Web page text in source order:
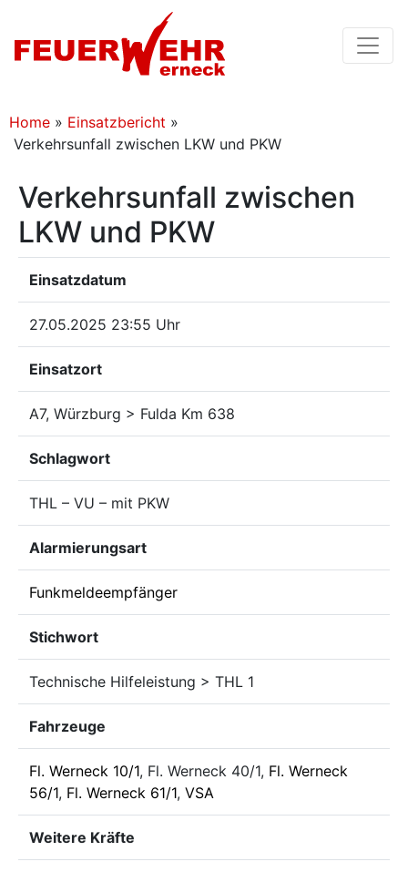
Home » Einsatzbericht »
Verkehrsunfall zwischen LKW und PKW
Verkehrsunfall zwischen
LKW und PKW
Einsatzdatum
27.05.2025 23:55 Uhr
Einsatzort
A7, Würzburg > Fulda Km 638
Schlagwort
THL – VU – mit PKW
Alarmierungsart
Funkmeldeempfänger
Stichwort
Technische Hilfeleistung > THL 1
Fahrzeuge
Fl. Werneck 10/1, Fl. Werneck 40/1, Fl. Werneck
56/1, Fl. Werneck 61/1, VSA
Weitere Kräfte